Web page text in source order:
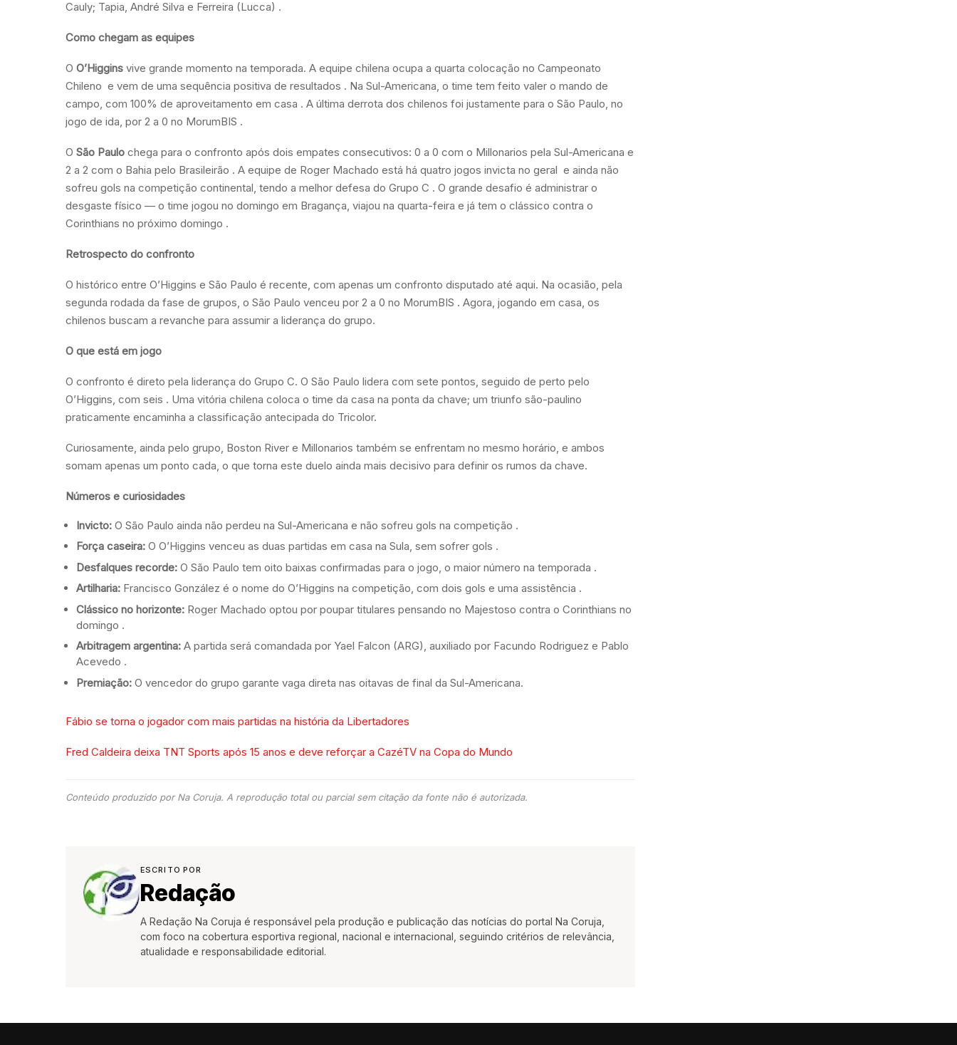
Cauly; Tapia, André Silva e Ferreira (Lucca) .
Como chegam as equipes
O O’Higgins vive grande momento na temporada. A equipe chilena ocupa a quarta colocação no Campeonato
Chileno e vem de uma sequência positiva de resultados . Na Sul-Americana, o time tem feito valer o mando de
campo, com 100% de aproveitamento em casa . A última derrota dos chilenos foi justamente para o São Paulo, no
jogo de ida, por 2 a 0 no MorumBIS .
O São Paulo chega para o confronto após dois empates consecutivos: 0 a 0 com o Millonarios pela Sul-Americana e
2 a 2 com o Bahia pelo Brasileirão . A equipe de Roger Machado está há quatro jogos invicta no geral e ainda não
sofreu gols na competição continental, tendo a melhor defesa do Grupo C . O grande desafio é administrar o
desgaste físico — o time jogou no domingo em Bragança, viajou na quarta-feira e já tem o clássico contra o
Corinthians no próximo domingo .
Retrospecto do confronto
O histórico entre O’Higgins e São Paulo é recente, com apenas um confronto disputado até aqui. Na ocasião, pela
segunda rodada da fase de grupos, o São Paulo venceu por 2 a 0 no MorumBIS . Agora, jogando em casa, os
chilenos buscam a revanche para assumir a liderança do grupo.
O que está em jogo
O confronto é direto pela liderança do Grupo C. O São Paulo lidera com sete pontos, seguido de perto pelo
O’Higgins, com seis . Uma vitória chilena coloca o time da casa na ponta da chave; um triunfo são-paulino
praticamente encaminha a classificação antecipada do Tricolor.
Curiosamente, ainda pelo grupo, Boston River e Millonarios também se enfrentam no mesmo horário, e ambos
somam apenas um ponto cada, o que torna este duelo ainda mais decisivo para definir os rumos da chave.
Números e curiosidades
Invicto: O São Paulo ainda não perdeu na Sul-Americana e não sofreu gols na competição .
Força caseira: O O’Higgins venceu as duas partidas em casa na Sula, sem sofrer gols .
Desfalques recorde: O São Paulo tem oito baixas confirmadas para o jogo, o maior número na temporada .
Artilharia: Francisco González é o nome do O’Higgins na competição, com dois gols e uma assistência .
Clássico no horizonte: Roger Machado optou por poupar titulares pensando no Majestoso contra o Corinthians no
domingo .
Arbitragem argentina: A partida será comandada por Yael Falcon (ARG), auxiliado por Facundo Rodriguez e Pablo
Acevedo .
Premiação: O vencedor do grupo garante vaga direta nas oitavas de final da Sul-Americana.
Fábio se torna o jogador com mais partidas na história da Libertadores
Fred Caldeira deixa TNT Sports após 15 anos e deve reforçar a CazéTV na Copa do Mundo
Conteúdo produzido por Na Coruja. A reprodução total ou parcial sem citação da fonte não é autorizada.
ESCRITO POR
Redação
A Redação Na Coruja é responsável pela produção e publicação das notícias do portal Na Coruja,
com foco na cobertura esportiva regional, nacional e internacional, seguindo critérios de relevância,
atualidade e responsabilidade editorial.